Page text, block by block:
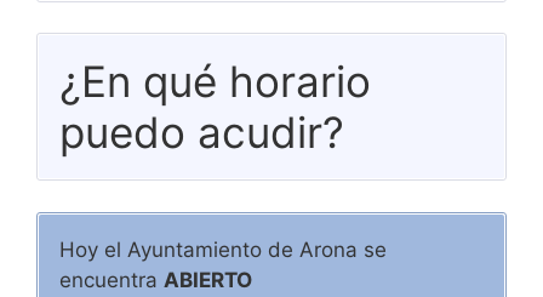
¿En qué horario
puedo acudir?
Hoy el Ayuntamiento de Arona se
encuentra ABIERTO